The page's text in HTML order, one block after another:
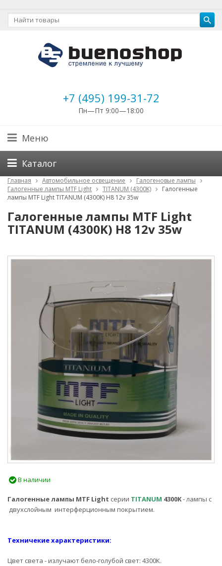
+7 (495) 199-31-72
Пн—Пт 9:00—18:00
Меню
Каталог
Главная Автомобильное освещение
Галогеновые лампы
Галогенные лампы MTF Light
TITANUM (4300K)
Галогенные
лампы MTF Light TITANUM (4300K) H8 12v 35w
Галогенные лампы MTF Light
TITANUM (4300K) H8 12v 35w
В наличии
Галогенные лампы MTF Light серии TITANUM 4300K- лампы с
двухслойным интерферционным покрытием.
Техничекие характеристики:
Цвет света - излучают бело-голубой свет: 4300К.